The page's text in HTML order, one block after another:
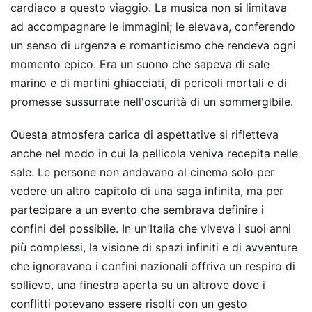
cardiaco a questo viaggio. La musica non si limitava
ad accompagnare le immagini; le elevava, conferendo
un senso di urgenza e romanticismo che rendeva ogni
momento epico. Era un suono che sapeva di sale
marino e di martini ghiacciati, di pericoli mortali e di
promesse sussurrate nell'oscurità di un sommergibile.
Questa atmosfera carica di aspettative si rifletteva
anche nel modo in cui la pellicola veniva recepita nelle
sale. Le persone non andavano al cinema solo per
vedere un altro capitolo di una saga infinita, ma per
partecipare a un evento che sembrava definire i
confini del possibile. In un'Italia che viveva i suoi anni
più complessi, la visione di spazi infiniti e di avventure
che ignoravano i confini nazionali offriva un respiro di
sollievo, una finestra aperta su un altrove dove i
conflitti potevano essere risolti con un gesto